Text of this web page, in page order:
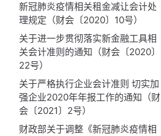
新冠肺炎疫情相关租金减让会计处
理规定（财会〔2020〕10号）
关于进一步贯彻落实新金融工具相
关会计准则的通知（财会〔2020〕
22号）
关于严格执行企业会计准则 切实加
强企业2020年年报工作的通知（财
会〔2021〕2号）
财政部关于调整《新冠肺炎疫情相